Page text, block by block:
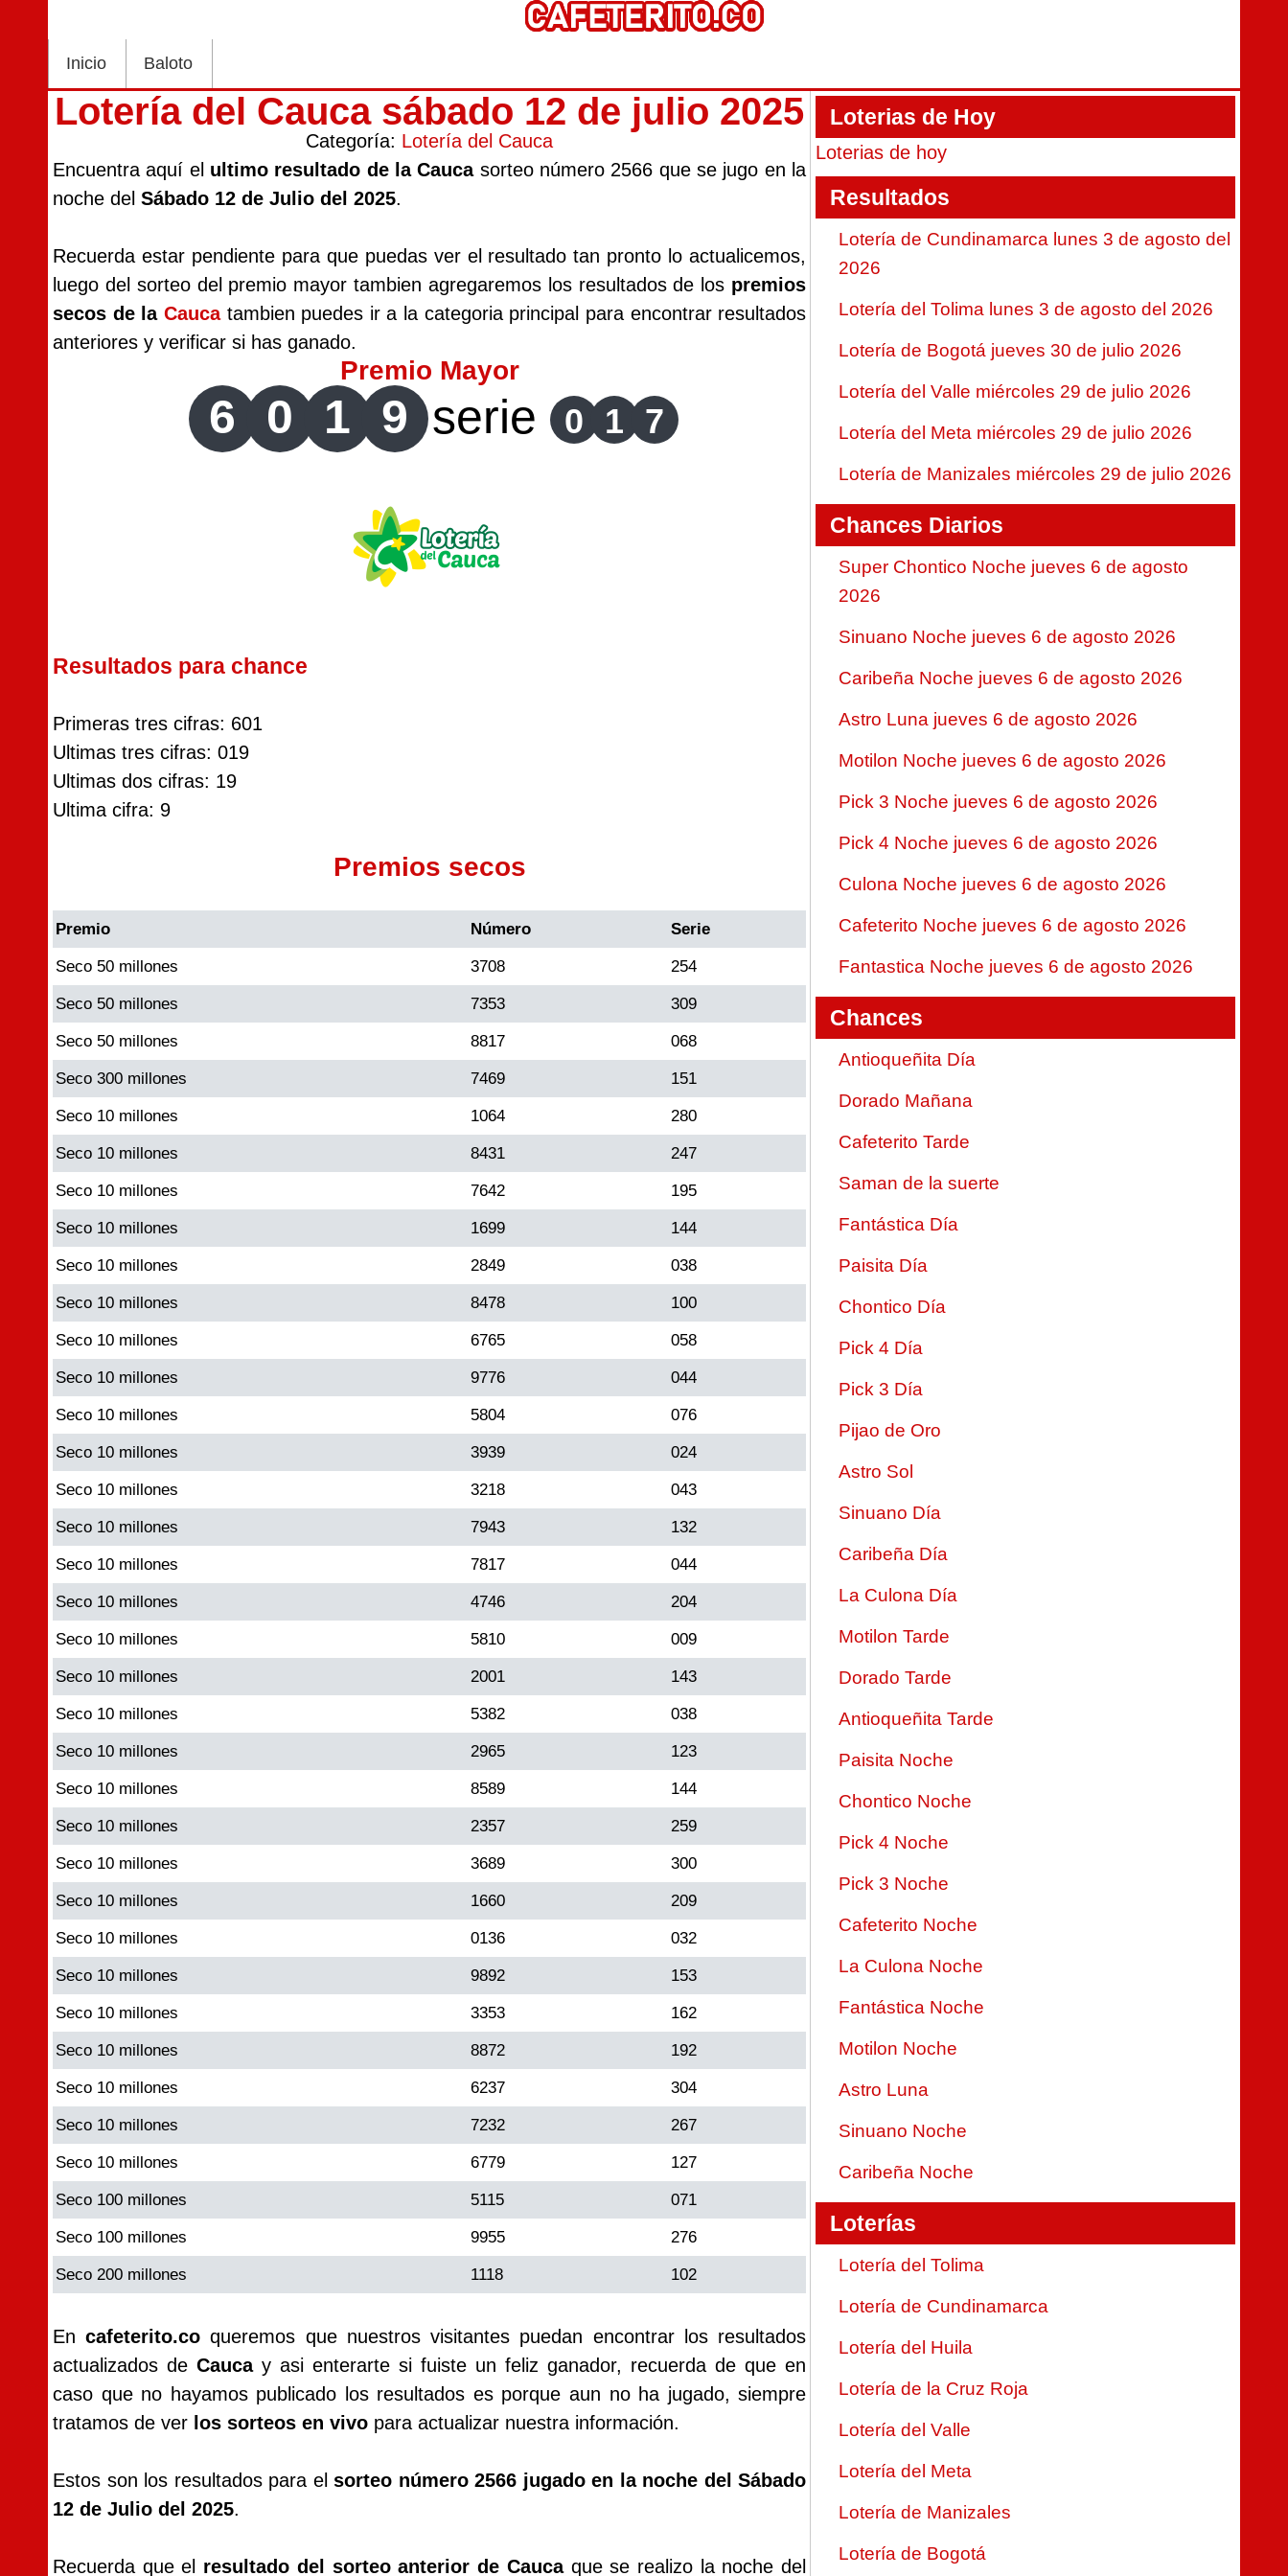
Inicio Baloto
Lotería del Cauca sábado 12 de julio 2025
Categoría: Lotería del Cauca
Encuentra aquí el ultimo resultado de la Caucasorteo número 2566 que se jugo en la
noche del Sábado 12 de Julio del 2025.
Recuerda estar pendiente para que puedas ver el resultado tan pronto lo actualicemos,
luego del sorteo del premio mayor tambien agregaremos los resultados de los premios
secos de la Caucatambien puedes ir a la categoria principal para encontrar resultados
anteriores y verificar si has ganado.
Premio Mayor
6 0 1 9 serie 0 1 7
Resultados para chance
Primeras tres cifras: 601
Ultimas tres cifras: 019
Ultimas dos cifras: 19
Ultima cifra: 9
Premios secos
Premio Número Serie
Seco 50 millones 3708 254
Seco 50 millones 7353 309
Seco 50 millones 8817 068
Seco 300 millones 7469 151
Seco 10 millones 1064 280
Seco 10 millones 8431 247
Seco 10 millones 7642 195
Seco 10 millones 1699 144
Seco 10 millones 2849 038
Seco 10 millones 8478 100
Seco 10 millones 6765 058
Seco 10 millones 9776 044
Seco 10 millones 5804 076
Seco 10 millones 3939 024
Seco 10 millones 3218 043
Seco 10 millones 7943 132
Seco 10 millones 7817 044
Seco 10 millones 4746 204
Seco 10 millones 5810 009
Seco 10 millones 2001 143
Seco 10 millones 5382 038
Seco 10 millones 2965 123
Seco 10 millones 8589 144
Seco 10 millones 2357 259
Seco 10 millones 3689 300
Seco 10 millones 1660 209
Seco 10 millones 0136 032
Seco 10 millones 9892 153
Seco 10 millones 3353 162
Seco 10 millones 8872 192
Seco 10 millones 6237 304
Seco 10 millones 7232 267
Seco 10 millones 6779 127
Seco 100 millones 5115 071
Seco 100 millones 9955 276
Seco 200 millones 1118 102
Encafeterito.co queremos que nuestros visitantes puedan encontrar los resultados
actualizados deCaucay asi enterarte si fuiste un feliz ganador, recuerda de que en
caso que no hayamos publicado los resultados es porque aun no ha jugado, siempre
tratamos de ver los sorteos en vivo para actualizar nuestra información.
Estos son los resultados para elsorteo número 2566 jugado en la noche del Sábado
12 de Julio del 2025.
Recuerda que el resultado del sorteo anterior de Caucaque se realizo la noche del
Loterias de Hoy
Loterias de hoy
Resultados
Lotería de Cundinamarca lunes 3 de agosto del
2026
Lotería del Tolima lunes 3 de agosto del 2026
Lotería de Bogotá jueves 30 de julio 2026
Lotería del Valle miércoles 29 de julio 2026
Lotería del Meta miércoles 29 de julio 2026
Lotería de Manizales miércoles 29 de julio 2026
Chances Diarios
Super Chontico Noche jueves 6 de agosto
2026
Sinuano Noche jueves 6 de agosto 2026
Caribeña Noche jueves 6 de agosto 2026
Astro Luna jueves 6 de agosto 2026
Motilon Noche jueves 6 de agosto 2026
Pick 3 Noche jueves 6 de agosto 2026
Pick 4 Noche jueves 6 de agosto 2026
Culona Noche jueves 6 de agosto 2026
Cafeterito Noche jueves 6 de agosto 2026
Fantastica Noche jueves 6 de agosto 2026
Chances
Antioqueñita Día
Dorado Mañana
Cafeterito Tarde
Saman de la suerte
Fantástica Día
Paisita Día
Chontico Día
Pick 4 Día
Pick 3 Día
Pijao de Oro
Astro Sol
Sinuano Día
Caribeña Día
La Culona Día
Motilon Tarde
Dorado Tarde
Antioqueñita Tarde
Paisita Noche
Chontico Noche
Pick 4 Noche
Pick 3 Noche
Cafeterito Noche
La Culona Noche
Fantástica Noche
Motilon Noche
Astro Luna
Sinuano Noche
Caribeña Noche
Loterías
Lotería del Tolima
Lotería de Cundinamarca
Lotería del Huila
Lotería de la Cruz Roja
Lotería del Valle
Lotería del Meta
Lotería de Manizales
Lotería de Bogotá